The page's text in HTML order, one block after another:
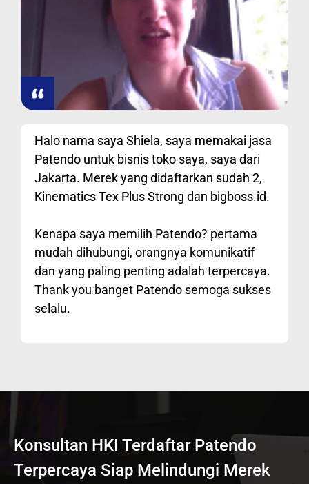
Halo nama saya Shiela, saya memakai jasa
Patendo untuk bisnis toko saya, saya dari
Jakarta. Merek yang didaftarkan sudah 2,
Kinematics Tex Plus Strong dan bigboss.id.
Kenapa saya memilih Patendo? pertama
mudah dihubungi, orangnya komunikatif
dan yang paling penting adalah terpercaya.
Thank you banget Patendo semoga sukses
selalu.
Konsultan HKI Terdaftar Patendo
Terpercaya Siap Melindungi Merek